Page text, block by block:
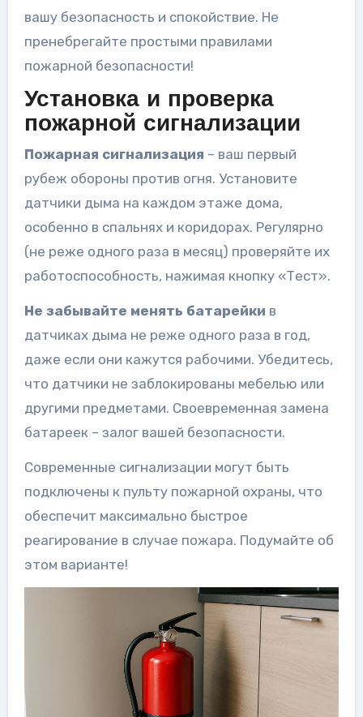
вашу безопасность и спокойствие. Не
пренебрегайте простыми правилами
пожарной безопасности!
Установка и проверка
пожарной сигнализации
Пожарная сигнализация – ваш первый
рубеж обороны против огня. Установите
датчики дыма на каждом этаже дома,
особенно в спальнях и коридорах. Регулярно
(не реже одного раза в месяц) проверяйте их
работоспособность, нажимая кнопку «Тест».
Не забывайте менять батарейки в
датчиках дыма не реже одного раза в год,
даже если они кажутся рабочими. Убедитесь,
что датчики не заблокированы мебелью или
другими предметами. Своевременная замена
батареек – залог вашей безопасности.
Современные сигнализации могут быть
подключены к пульту пожарной охраны, что
обеспечит максимально быстрое
реагирование в случае пожара. Подумайте об
этом варианте!